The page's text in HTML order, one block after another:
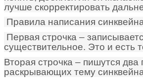
лучше скорректировать
Правила написания
Первая строчка –
существительное. Это и есть
Вторая строчка – пишутся два
раскрывающих тему